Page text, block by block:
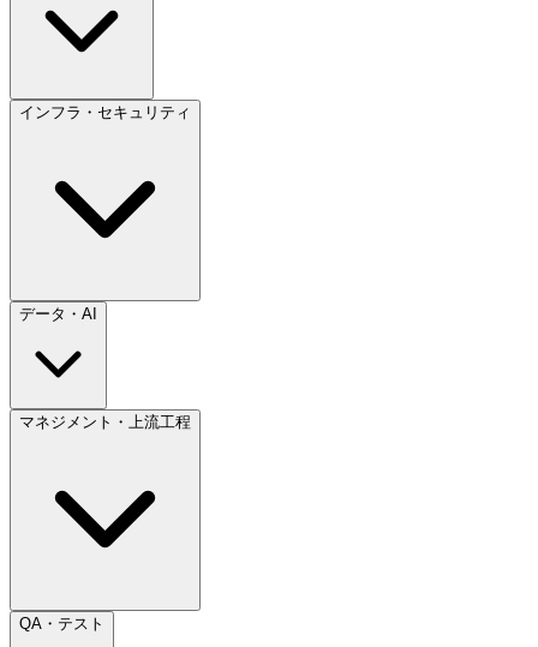
インフラ・セキュリティ
データ・AI
マネジメント・上流工程
QA・テスト